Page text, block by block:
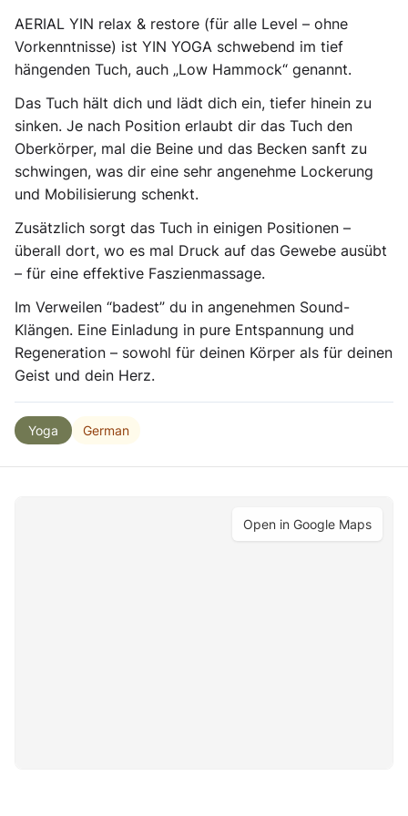
AERIAL YIN relax & restore (für alle Level – ohne
Vorkenntnisse) ist YIN YOGA schwebend im tief
hängenden Tuch, auch „Low Hammock“ genannt.
Das Tuch hält dich und lädt dich ein, tiefer hinein zu
sinken. Je nach Position erlaubt dir das Tuch den
Oberkörper, mal die Beine und das Becken sanft zu
schwingen, was dir eine sehr angenehme Lockerung
und Mobilisierung schenkt.
Zusätzlich sorgt das Tuch in einigen Positionen –
überall dort, wo es mal Druck auf das Gewebe ausübt
– für eine effektive Faszienmassage.
Im Verweilen “badest” du in angenehmen Sound-
Klängen. Eine Einladung in pure Entspannung und
Regeneration – sowohl für deinen Körper als für deinen
Geist und dein Herz.
Yoga German
Open in Google Maps